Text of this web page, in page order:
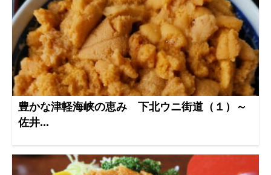
豊かな津軽海峡の恵み 下北ウニ街道（１）～
佐井...